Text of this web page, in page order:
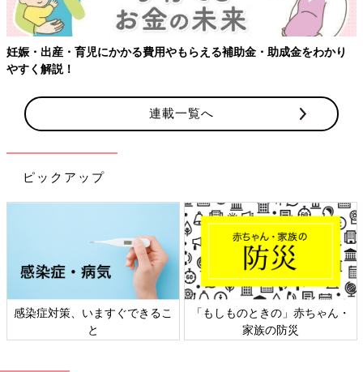
連載一覧へ
ピックアップ
日本外来小児科学会リーフレッ
ト検討会
六星占術 細木かおりさんの人生
相談